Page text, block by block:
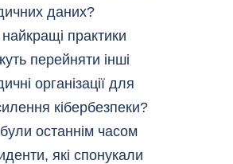
даних?
найкращі практики
перейняти інші
організації для
кібербезпеки?
останнім часом
які спонукали